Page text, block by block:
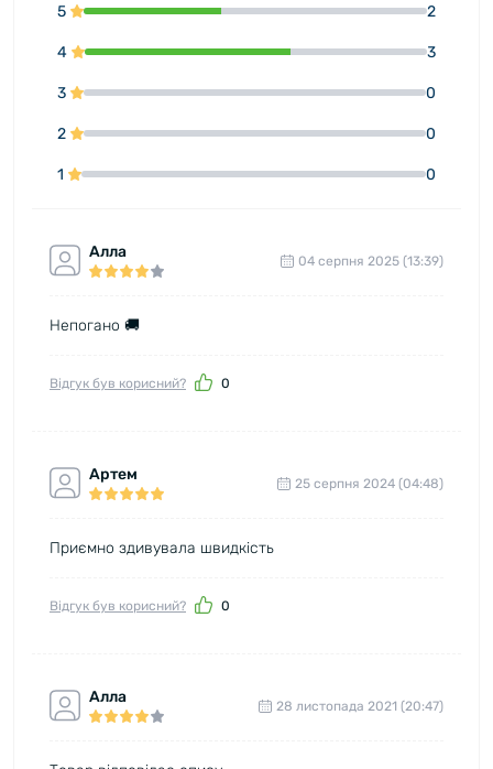
5 2
4 3
3 0
2 0
1 0
Алла 04 серпня 2025 (13:39)
Непогано 🚚
Відгук був корисний? 0
Артем 25 серпня 2024 (04:48)
Приємно здивувала швидкість
Відгук був корисний? 0
Алла 28 листопада 2021 (20:47)